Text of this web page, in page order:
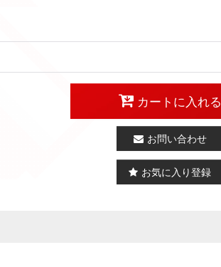
カートに入れる
お問い合わせ
お気に入り登録